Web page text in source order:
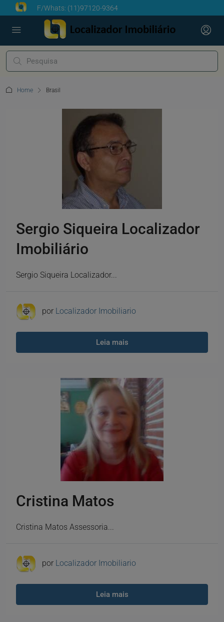
F/Whats: (11)97120-9364
Home Brasil
Sergio Siqueira Localizador
Imobiliário
Sergio Siqueira Localizador...
por Localizador Imobiliario
Leia mais
Cristina Matos
Cristina Matos Assessoria...
por Localizador Imobiliario
Leia mais